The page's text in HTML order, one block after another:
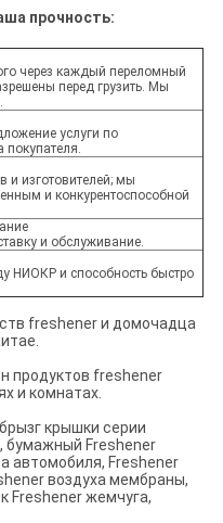
прочность:
через каждый переломный
перед грузить. Мы
услуги по
покупателя.
и изготовителей; мы
и конкурентоспособной
и обслуживание.
НИОКР и способность быстро
freshener и домочадца
продуктов freshener
и комнатах.
крышки серии
бумажный Freshener
автомобиля, Freshener
воздуха мембраны,
Freshener жемчуга,